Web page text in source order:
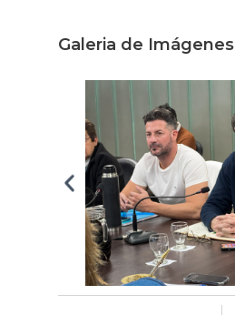
Galeria de Imágenes